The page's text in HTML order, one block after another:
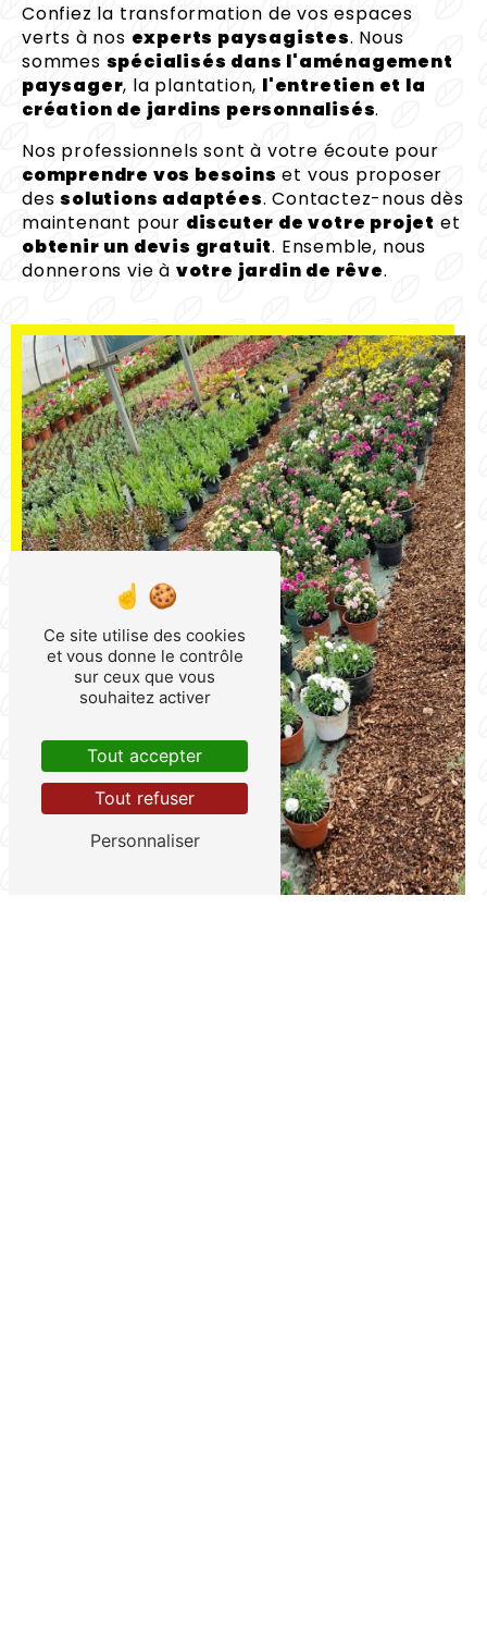
Confiez la transformation de vos espaces
verts à nos experts paysagistes. Nous
sommes spécialisés dans l'aménagement
paysager, la plantation, l'entretien et la
création de jardins personnalisés.
Nos professionnels sont à votre écoute pour
comprendre vos besoins et vous proposer
dessolutions adaptées. Contactez-nous dès
maintenant pour discuter de votre projet et
obtenir un devis gratuit. Ensemble, nous
donnerons vie à votre jardin de rêve.
Ce site utilise des cookies
et vous donne le contrôle
sur ceux que vous
souhaitez activer
Tout accepter
Tout refuser
Personnaliser